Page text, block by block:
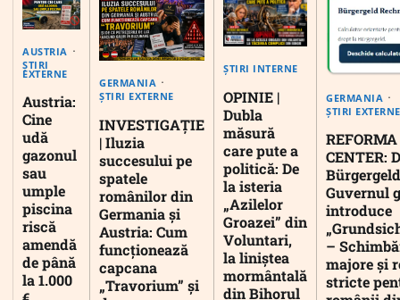
AUSTRIA
ȘTIRI
EXTERNE
Austria:
Cine
udă
gazonul
sau
umple
piscina
riscă
amendă
de până
la 1.000
GERMANIA
ȘTIRI EXTERNE
INVESTIGAȚIE
| Iluzia
succesului pe
spatele
românilor din
Germania și
Austria: Cum
funcționează
capcana
„Travorium” și
ȘTIRI INTERNE
OPINIE |
Dubla
măsură
care pute a
politică: De
la isteria
„Azilelor
Groazei” din
Voluntari,
la liniștea
mormântală
din Bihorul
GERMANIA
ȘTIRI EXTERNE
CENTER:
Guvernul
introduce
–
majore și
stricte